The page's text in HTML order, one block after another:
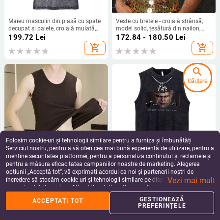
Maieu masculin din plasă cu spate
decupat și paiete, croială mulată,
poliester, vară, pentru adolescenți
199.72 Lei
add_shopping_cart
Veste cu bretele - croială strânsă,
model solid, țesătură din nailon,
mărgele din nailon, primăvara
172.84 - 180.50 Lei
add_shopping_cart
Vestă bărbătească de iarnă,
căptușeală cu fleece, croială
strânsă, fără cusături
128.78Lei
add_shopping_cart
Tricou fără mâneci din bumbac,
spălat vintage, stil american de
vară, lejer, casual
124.77Lei
add_shopping_cart
Folosim cookie-uri și tehnologii similare pentru a furniza și îmbunătăți
Serviciul nostru, pentru a vă oferi cea mai bună experiență de utilizare, pentru a
menține securitatea platformei, pentru a personaliza conținutul și reclamele și
pentru a măsura eficacitatea campaniilor noastre de marketing. Alegerea
opțiunii „Acceptă tot”, vă exprimați acordul ca noi și partenerii noștri de
încredere să stocăm cookie-uri și tehnologii similare pe dispozitivul dvs. în
scopuri publicitare și analitice. Vă puteți gestiona preferințele în orice moment
făcând clic pe „Gestionează preferințele”. Pentru mai multe informații, vă
rugăm să consultațiPolitica noastră de confidențialitate.
Vezi mai mult
ACCEPTAȚI TOT
GESTIONEAZĂ
PREFERINȚELE
search
Căutare